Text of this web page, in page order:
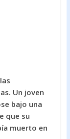
Un joven
bajo una
que su
muerto en